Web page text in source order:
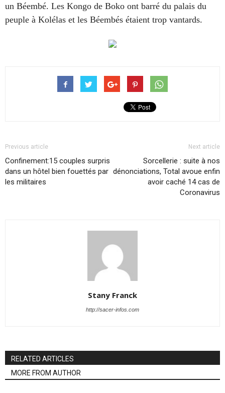
un Béembé. Les Kongo de Boko ont barré du palais du
peuple à Kolélas et les Béembés étaient trop vantards.
Previous article
Confinement:15 couples surpris
dans un hôtel bien fouettés par
les militaires
Next article
Sorcellerie : suite à nos
dénonciations, Total avoue enfin
avoir caché 14 cas de
Coronavirus
Stany Franck
http://sacer-infos.com
RELATED ARTICLES
MORE FROM AUTHOR